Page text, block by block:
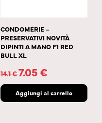
CONDOMERIE –
PRESERVATIVI NOVITÀ
DIPINTI A MANO F1 RED
BULL XL
14.1€7.05€
Aggiungi al carrello